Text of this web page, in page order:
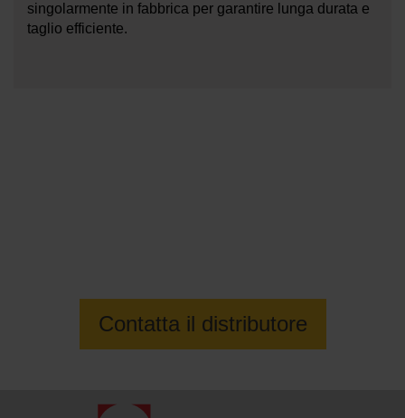
singolarmente in fabbrica per garantire lunga durata e
taglio efficiente.
Contatta il distributore